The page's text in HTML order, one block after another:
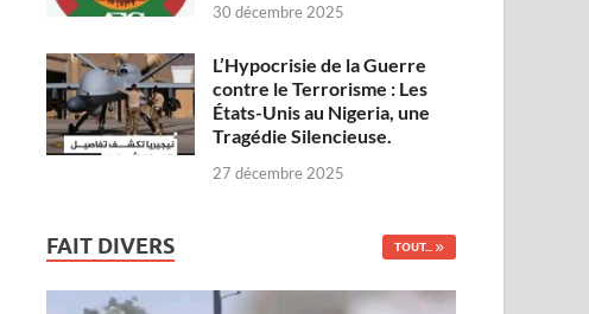
30 décembre 2025
L’Hypocrisie de la Guerre
contre le Terrorisme : Les
États-Unis au Nigeria, une
Tragédie Silencieuse.
27 décembre 2025
FAIT DIVERS TOUT...